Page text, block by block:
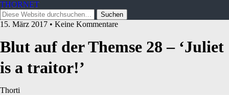
THORNET
15. März 2017 • Keine Kommentare
Blut auf der Themse 28 – ‘Juliet
is a traitor!’
Thorti